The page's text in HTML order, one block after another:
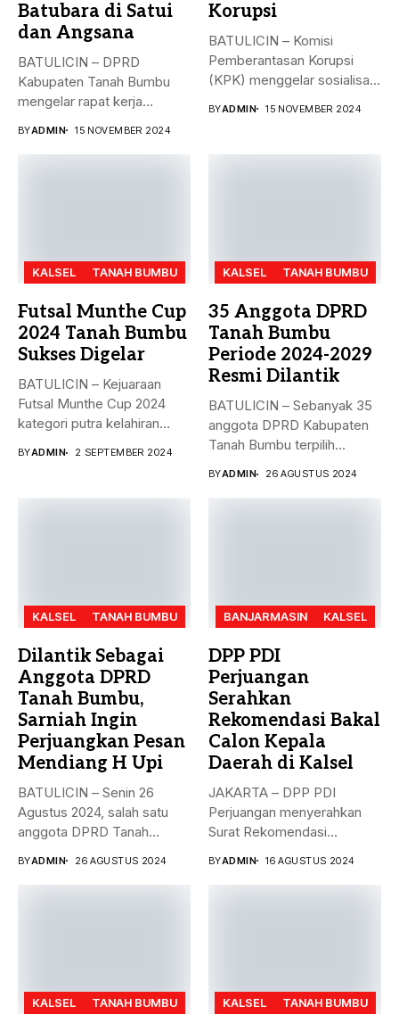
Batubara di Satui
dan Angsana
BATULICIN – DPRD
Kabupaten Tanah Bumbu
mengelar rapat kerja
BYADMIN 15 NOVEMBER 2024
Korupsi
BATULICIN – Komisi
Pemberantasan Korupsi
(KPK) menggelar sosialisasi
BYADMIN 15 NOVEMBER 2024
KALSEL TANAH BUMBU
Futsal Munthe Cup
2024 Tanah Bumbu
Sukses Digelar
BATULICIN – Kejuaraan
Futsal Munthe Cup 2024
kategori putra kelahiran
BYADMIN 2 SEPTEMBER 2024
KALSEL TANAH BUMBU
35 Anggota DPRD
Tanah Bumbu
Periode 2024-2029
Resmi Dilantik
BATULICIN – Sebanyak 35
anggota DPRD Kabupaten
Tanah Bumbu terpilih
BYADMIN 26 AGUSTUS 2024
KALSEL TANAH BUMBU
Dilantik Sebagai
Anggota DPRD
Tanah Bumbu,
Sarniah Ingin
Perjuangkan Pesan
Mendiang H Upi
BATULICIN – Senin 26
Agustus 2024, salah satu
anggota DPRD Tanah
BYADMIN 26 AGUSTUS 2024
BANJARMASIN KALSEL
DPP PDI
Perjuangan
Serahkan
Rekomendasi Bakal
Calon Kepala
Daerah di Kalsel
JAKARTA – DPP PDI
Perjuangan menyerahkan
Surat Rekomendasi
BYADMIN 16 AGUSTUS 2024
KALSEL TANAH BUMBU KALSEL TANAH BUMBU